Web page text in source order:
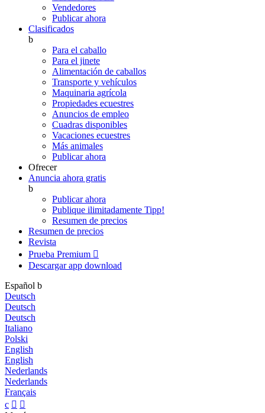
Vendedores
Publicar ahora
Clasificados
b
Para el caballo
Para el jinete
Alimentación de caballos
Transporte y vehículos
Maquinaria agrícola
Propiedades ecuestres
Anuncios de empleo
Cuadras disponibles
Vacaciones ecuestres
Más animales
Publicar ahora
Ofrecer
Anuncia ahora gratis
b
Publicar ahora
Publique ilimitadamente Tipp!
Resumen de precios
Resumen de precios
Revista
Prueba Premium 
Descargar app download
Español b
Deutsch
Deutsch
Deutsch
Italiano
Polski
English
English
Nederlands
Nederlands
Français
c  